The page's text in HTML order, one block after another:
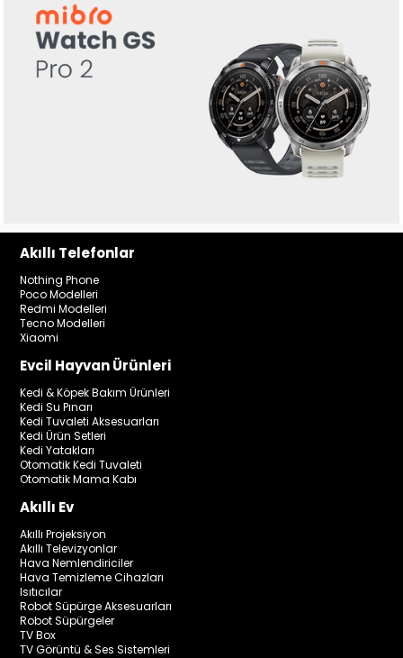
Akıllı Telefonlar
Nothing Phone
Poco Modelleri
Redmi Modelleri
Tecno Modelleri
Xiaomi
Evcil Hayvan Ürünleri
Kedi & Köpek Bakım Ürünleri
Kedi Su Pınarı
Kedi Tuvaleti Aksesuarları
Kedi Ürün Setleri
Kedi Yatakları
Otomatik Kedi Tuvaleti
Otomatik Mama Kabı
Akıllı Ev
Akıllı Projeksiyon
Akıllı Televizyonlar
Hava Nemlendiriciler
Hava Temizleme Cihazları
Isıtıcılar
Robot Süpürge Aksesuarları
Robot Süpürgeler
TV Box
TV Görüntü & Ses Sistemleri